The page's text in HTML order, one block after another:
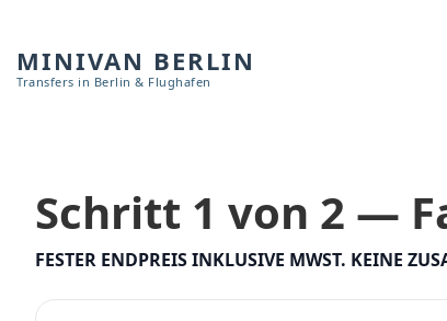
MINIVAN BERLIN
Transfers in Berlin & Flughafen
Schritt 1 von 2 —
FESTER ENDPREIS INKLUSIVE MWST. KEINE